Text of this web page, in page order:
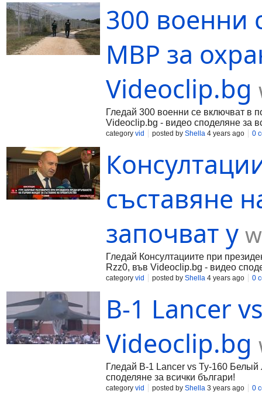
300 военни
МВР за
Videoclip.bg
Гледай 300 военни се включват в
Videoclip.bg - видео споделяне за
category vid posted by Shella 4 years ago 0
съставяне
започват у
Гледай Консултациите при
Rzz0, във Videoclip.bg - видео
category vid posted by Shella 4 years ago 0
B-1 Lancer
Videoclip.bg
Гледай B-1 Lancer vs Ту-160
споделяне за всички българи!
category vid posted by Shella 3 years ago 0